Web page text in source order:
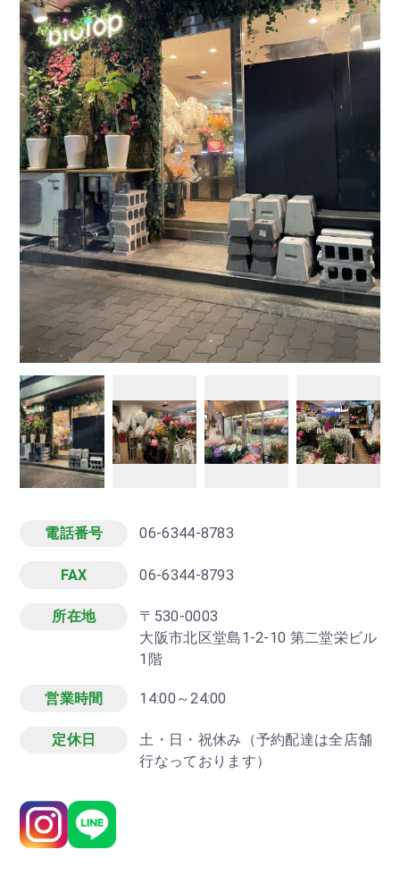
電話番号 06-6344-8783
FAX 06-6344-8793
所在地
〒530-0003
大阪市北区堂島1-2-10 第二堂栄ビル
1階
営業時間 14:00～24:00
定休日
土・日・祝休み（予約配達は全店舗
行なっております）